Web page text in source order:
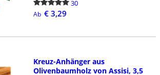
30
Ab € 3,29
Kreuz-Anhänger aus
Olivenbaumholz von Assisi, 3,5